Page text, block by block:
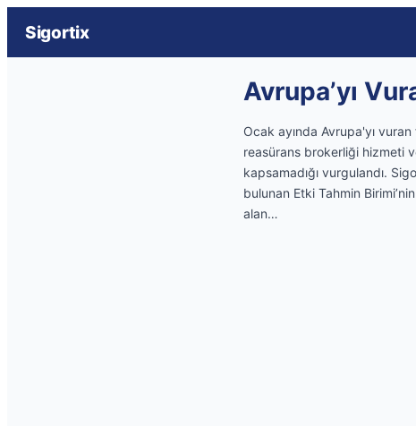
Sigortix
Avrupa’yı
Ocak ayında Avrupa'yı vuran
reasürans brokerliği hizmeti
kapsamadığı vurgulandı.
bulunan Etki Tahmin
alan…